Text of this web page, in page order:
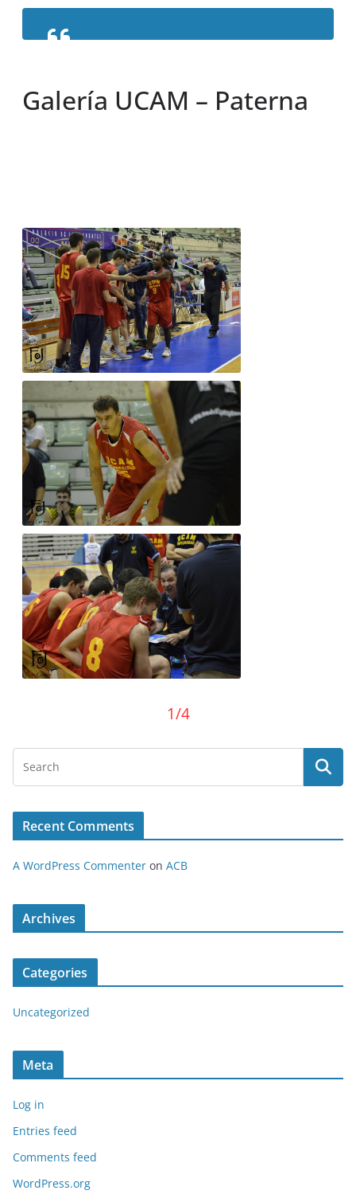
Galería UCAM – Paterna
1/4
Recent Comments
A WordPress Commenter on ACB
Archives
Categories
Uncategorized
Meta
Log in
Entries feed
Comments feed
WordPress.org